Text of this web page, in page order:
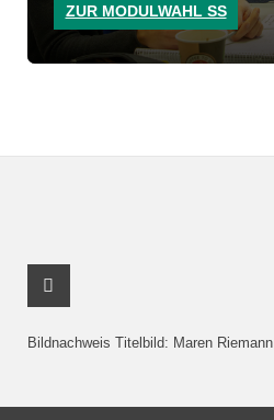
ZUR MODULWAHL SS
Youtube Profil
Bildnachweis Titelbild: Maren Riemann